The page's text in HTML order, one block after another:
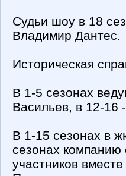
Судьи шоу в 18
Владимир Дантес.
Историческая
В 1-5 сезонах
Васильев, в 12-16
В 1-15 сезонах в
сезонах компанию
участников